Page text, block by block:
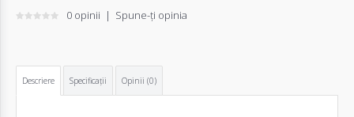
0 opinii | Spune-ţi opinia
Descriere Specificaţii Opinii (0)